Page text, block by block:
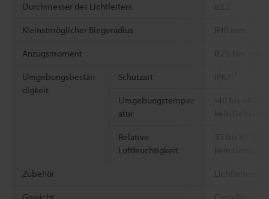
Durchmesser des Lichtleiters ø2.2
Kleinstmöglicher Biegeradius R40 mm
Anzugsmoment 0.75 Nm oder
Umgebungsbestän
digkeit
Schutzart IP67
Umgebungstemper
atur
-40 bis +85
kein
Relative
Luftfeuchtigkeit
35 bis 85 %
kein
Zubehör